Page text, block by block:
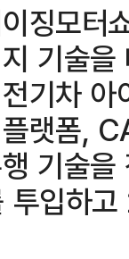
징모터
기술
기차
랫폼,
기술
투입하